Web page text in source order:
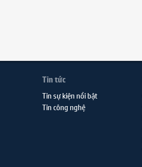
Tin tức
Tin sự kiện nổi bật
Tin công nghệ